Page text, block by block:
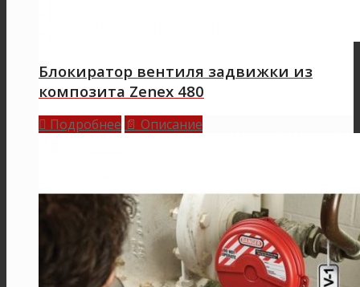
Блокиратор вентиля задвижки из
композита Zenex 480
 Подробнее 📄 Описание